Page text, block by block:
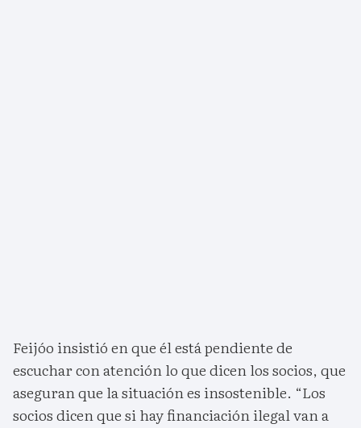
Feijóo insistió en que él está pendiente de
escuchar con atención lo que dicen los socios, que
aseguran que la situación es insostenible. “Los
socios dicen que si hay financiación ilegal van a